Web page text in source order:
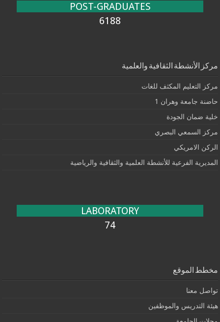
POST-GRADUATES
6188
مركز الأنشطة الثقافية والعلمية
مركز التعليم المكثف للغات
حاضنة جامعة وهران 1
خلية ضمان الجودة
مركز السمعي البصري
الركن الامريكي
المديرية الفرعية للأنشطة العلمية والثقافية والرياضية
LABORATORY
74
مخطط الموقع
تواصل معنا
هيئة التدريس والموظفين